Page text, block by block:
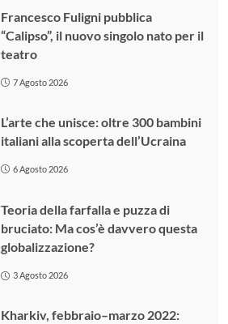
Francesco Fuligni pubblica
“Calipso”, il nuovo singolo nato per il
teatro
7 Agosto 2026
L’arte che unisce: oltre 300 bambini
italiani alla scoperta dell’Ucraina
6 Agosto 2026
Teoria della farfalla e puzza di
bruciato: Ma cos’è davvero questa
globalizzazione?
3 Agosto 2026
Kharkiv, febbraio–marzo 2022: